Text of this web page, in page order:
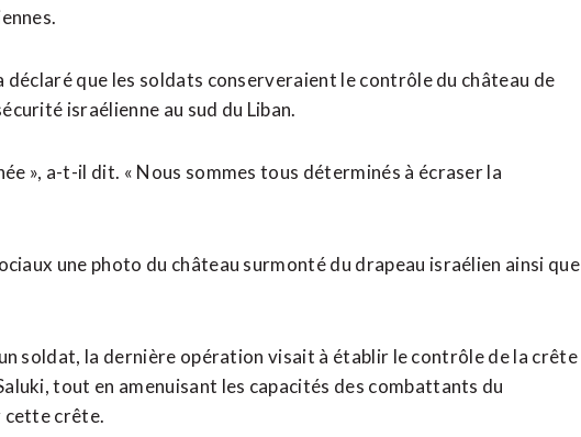
déclaré que les soldats conserveraient le contrôle du château de
israélienne au sud du Liban.
», a-t-il dit. « Nous sommes tous déterminés à écraser la
une photo du château surmonté du drapeau israélien ainsi que
soldat, la dernière opération visait à établir le contrôle de la crête
tout en amenuisant les capacités des ​combattants du
cette crête.